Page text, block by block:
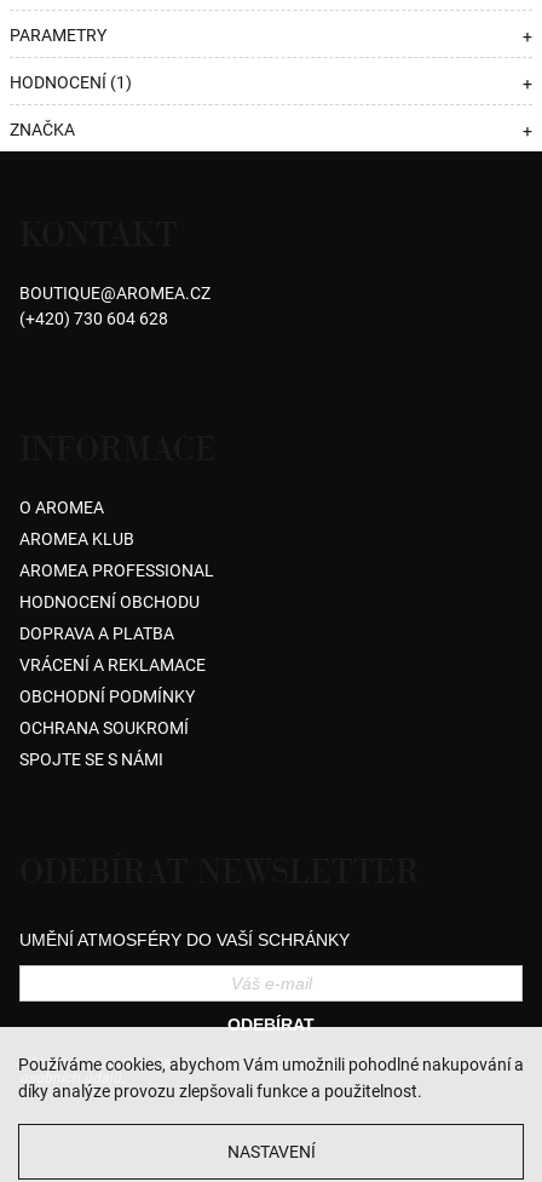
Používáme cookies, abychom Vám umožnili pohodlné nakupování a
díky analýze provozu zlepšovali funkce a použitelnost.
NASTAVENÍ
PARAMETRY +
HODNOCENÍ (1) +
ZNAČKA +
BOUTIQUE@AROMEA.CZ
(+420) 730 604 628
O AROMEA
AROMEA KLUB
AROMEA PROFESSIONAL
HODNOCENÍ OBCHODU
DOPRAVA A PLATBA
VRÁCENÍ A REKLAMACE
OBCHODNÍ PODMÍNKY
OCHRANA SOUKROMÍ
SPOJTE SE S NÁMI
UMĚNÍ ATMOSFÉRY DO VAŠÍ SCHRÁNKY
ODEBÍRAT
Přihlášením souhlasíte se zasíláním obchodních sdělení a se zpracováním